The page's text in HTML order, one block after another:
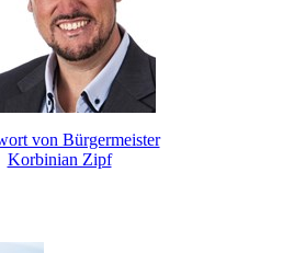
von Bürgermeister
Korbinian Zipf